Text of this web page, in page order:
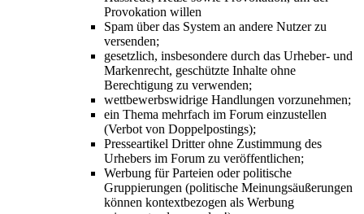
Provokation willen
Spam über das System an andere Nutzer zu
versenden;
gesetzlich, insbesondere durch das Urheber- und
Markenrecht, geschützte Inhalte ohne
Berechtigung zu verwenden;
wettbewerbswidrige Handlungen vorzunehmen;
ein Thema mehrfach im Forum einzustellen
(Verbot von Doppelpostings);
Presseartikel Dritter ohne Zustimmung des
Urhebers im Forum zu veröffentlichen;
Werbung für Parteien oder politische
Gruppierungen (politische Meinungsäußerungen
können kontextbezogen als Werbung